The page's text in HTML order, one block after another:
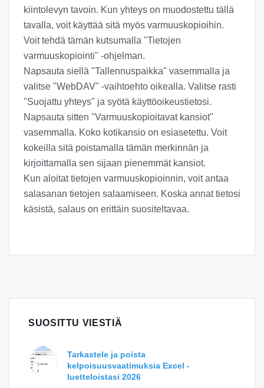
kiintolevyn tavoin. Kun yhteys on muodostettu tällä
tavalla, voit käyttää sitä myös varmuuskopioihin.
Voit tehdä tämän kutsumalla "Tietojen
varmuuskopiointi" -ohjelman.
Napsauta siellä "Tallennuspaikka" vasemmalla ja
valitse "WebDAV" -vaihtoehto oikealla. Valitse rasti
"Suojattu yhteys" ja syötä käyttöoikeustietosi.
Napsauta sitten "Varmuuskopioitavat kansiot"
vasemmalla. Koko kotikansio on esiasetettu. Voit
kokeilla sitä poistamalla tämän merkinnän ja
kirjoittamalla sen sijaan pienemmät kansiot.
Kun aloitat tietojen varmuuskopioinnin, voit antaa
salasanan tietojen salaamiseen. Koska annat tietosi
käsistä, salaus on erittäin suositeltavaa.
SUOSITTU VIESTIÄ
Tarkastele ja poista
kelpoisuusvaatimuksia Excel -
luetteloistasi 2026